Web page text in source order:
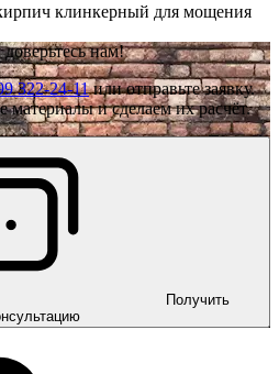
клинкерный для мощения
нам!
322-24-11или отправьте заявку.
и сделаем их расчёт.
Получить